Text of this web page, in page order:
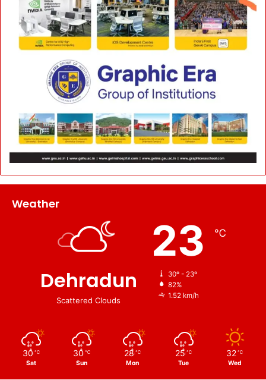
Weather
Dehradun
Scattered Clouds
23 ℃
30º - 23º
82%
1.52 km/h
30 ℃
Sat
30 ℃
Sun
28 ℃
Mon
25 ℃
Tue
32 ℃
Wed